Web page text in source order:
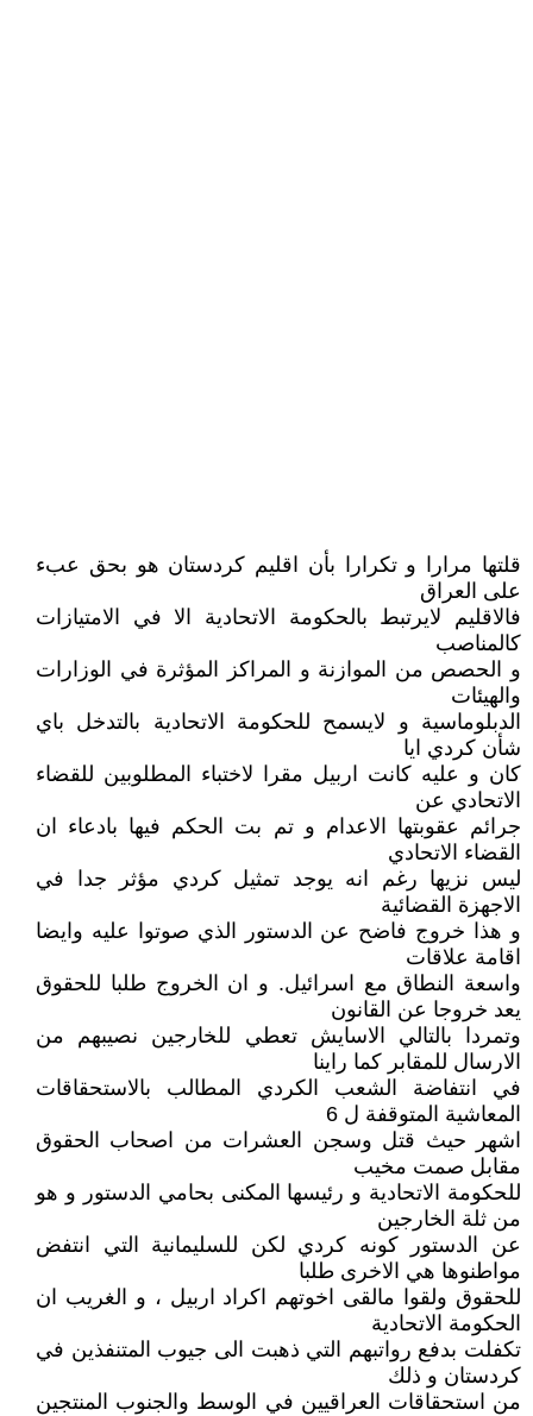
قلتها مرارا و تكرارا بأن اقليم كردستان هو بحق عبء
على العراق
فالاقليم لايرتبط بالحكومة الاتحادية الا في الامتيازات
كالمناصب
و الحصص من الموازنة و المراكز المؤثرة في الوزارات
والهيئات
الدبلوماسية و لايسمح للحكومة الاتحادية بالتدخل باي
شأن كردي ايا
كان و عليه كانت اربيل مقرا لاختباء المطلوبين للقضاء
الاتحادي عن
جرائم عقوبتها الاعدام و تم بت الحكم فيها بادعاء ان
القضاء الاتحادي
ليس نزيها رغم انه يوجد تمثيل كردي مؤثر جدا في
الاجهزة القضائية
و هذا خروج فاضح عن الدستور الذي صوتوا عليه وايضا
اقامة علاقات
واسعة النطاق مع اسرائيل. و ان الخروج طلبا للحقوق
يعد خروجا عن القانون
وتمردا بالتالي الاسايش تعطي للخارجين نصيبهم من
الارسال للمقابر كما راينا
في انتفاضة الشعب الكردي المطالب بالاستحقاقات
المعاشية المتوقفة ل 6
اشهر حيث قتل وسجن العشرات من اصحاب الحقوق
مقابل صمت مخيب
للحكومة الاتحادية و رئيسها المكنى بحامي الدستور و هو
من ثلة الخارجين
عن الدستور كونه كردي لكن للسليمانية التي انتفض
مواطنوها هي الاخرى طلبا
للحقوق ولقوا مالقى اخوتهم اكراد اربيل ، و الغريب ان
الحكومة الاتحادية
تكفلت بدفع رواتبهم التي ذهبت الى جيوب المتنفذين في
كردستان و ذلك
من استحقاقات العراقيين في الوسط والجنوب المنتجين